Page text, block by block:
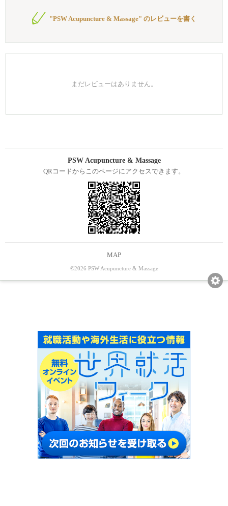
"PSW Acupuncture & Massage" のレビューを書く
まだレビューはありません。
PSW Acupuncture & Massage
QRコードからこのページにアクセスできます。
MAP
©2026 PSW Acupuncture & Massage